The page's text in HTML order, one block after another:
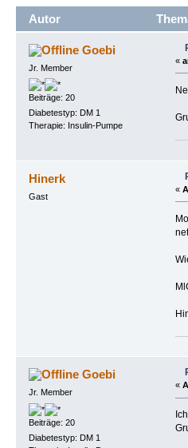
Autor
Goebi
Jr. Member
Beiträge: 20
Diabetestyp: DM 1
Therapie: Insulin-Pumpe
«
Hinerk
Gast
«
Goebi
Jr. Member
Beiträge: 20
Diabetestyp: DM 1
«